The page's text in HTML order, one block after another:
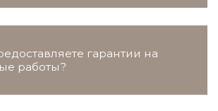
гарантии на
работы?